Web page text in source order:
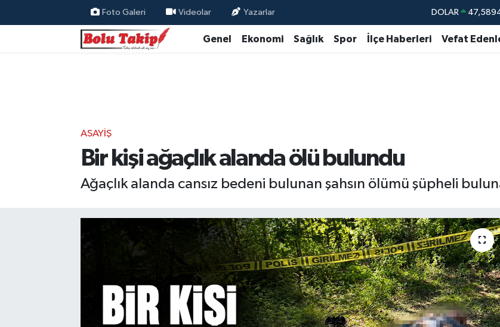
Foto Galeri Videolar Yazarlar DOLAR
EURO 55,0398
Genel Ekonomi Sağlık Spor İlçe Haberleri Vefat
ASAYIŞ
Bir kişi ağaçlık alanda ölü bulundu
Ağaçlık alanda cansız bedeni bulunan şahsın ölümü şüpheli